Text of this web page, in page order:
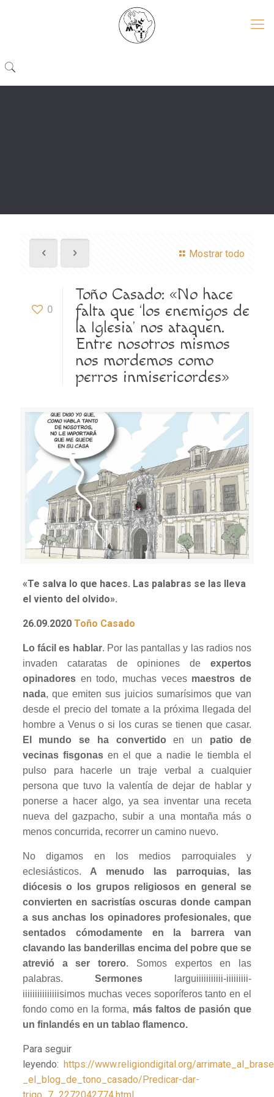
Mostrar todo
0
Toño Casado: «No hace
falta que ‘los enemigos de
la Iglesia’ nos ataquen.
Entre nosotros mismos
nos mordemos como
perros inmisericordes»
«Te salva lo que haces. Las palabras se las lleva
el viento del olvido».
26.09.2020 Toño Casado
Lo fácil es hablar. Por las pantallas y las radios nos
invaden cataratas de opiniones deexpertos
opinadoresen todo, muchas veces maestros de
nada, que emiten sus juicios sumarísimos que van
desde el precio del tomate a la próxima llegada del
hombre a Venus o si los curas se tienen que casar.
El mundo se ha convertido en un patio de
vecinas fisgonasen el que a nadie le tiembla el
pulso para hacerle un traje verbal a cualquier
persona que tuvo la valentía de dejar de hablar y
ponerse a hacer algo, ya sea inventar una receta
nueva del gazpacho, subir a una montaña más o
menos concurrida, recorrer un camino nuevo.
No digamos en los medios parroquiales y
eclesiásticos. A menudo las parroquias, las
diócesis o los grupos religiosos en general se
convierten en sacristías oscuras donde campan
a sus anchas los opinadores profesionales, que
sentados cómodamente en la barrera van
clavando las banderillas encima del pobre que se
atrevió a ser torero. Somos expertos en las
palabras. Sermones larguiiiiiiiiiii-iiiiiiiii-
iiiiiiiiiiiiiiisimos muchas veces soporíferos tanto en el
fondo como en la forma, más faltos de pasión que
un finlandés en un tablao flamenco.
Para seguir
leyendo: https://www.religiondigital.org/
_el_blog_de_tono_casado/Predicar-dar-